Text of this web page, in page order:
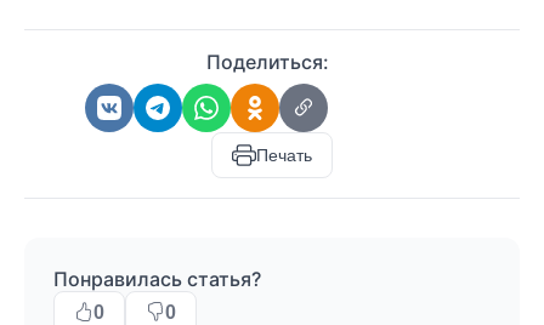
Поделиться:
Печать
Понравилась статья?
0 0